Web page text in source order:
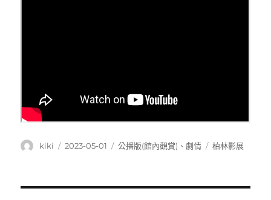
作
kiki
發
2023-05-01
分
公播版(館內觀賞) 、 劇情
標
柏林影展